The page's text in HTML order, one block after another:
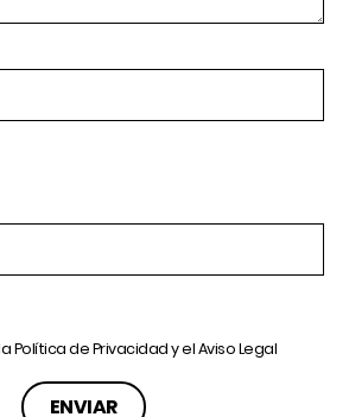
Política de Privacidady elAviso Legal